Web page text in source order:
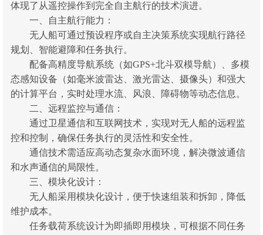
体现了从遥控操作到完全自主航行的技术演进。
一、自主航行能力：
无人船可通过预设程序或自主决策系统实现航行路径
规划、智能避障和任务执行。
配备高精度导航系统（如GPS+北斗双模导航）、多模
态感知设备（如毫米波雷达、激光雷达、摄像头）和强大
的计算平台，实时处理水流、风浪、障碍物等动态信息。
二、远程监控与通信：
通过卫星通信和互联网技术，实现对无人船的远程监
控和控制，确保任务执行的灵活性和安全性。
通信技术需适应高动态复杂水面环境，解决微波通信
和水声通信的局限性。
三、模块化设计：
无人船采用模块化设计，便于快速组装和拆卸，降低
维护成本。
任务载荷系统设计为即插即用模块，可根据不同任务